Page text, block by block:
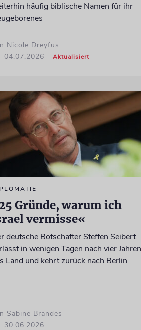
häufig biblische Namen für ihr
Nicole Dreyfus
04.07.2026
Aktualisiert
Gründe, warum ich
vermisse«
deutsche Botschafter Steffen Seibert
in wenigen Tagen nach vier Jahren
Land und kehrt zurück nach Berlin
Sabine Brandes
30.06.2026